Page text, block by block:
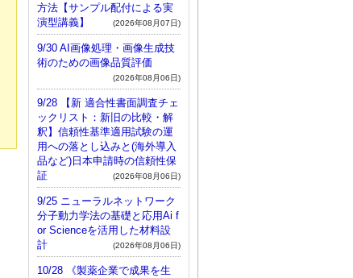
方法【サンプル配付による実
演型講義】
(2026年08月07日)
9/30 AI画像処理・画像生成技
術のための画像品質評価
(2026年08月06日)
9/28 【新 適合性書面調査チェ
ックリスト：新旧の比較・解
釈】信頼性基準適用試験の運
用への落とし込みと(海外導入
品など)日本申請時の信頼性保
証
(2026年08月06日)
9/25 ニューラルネットワーク
分子動力学法の基礎と応用Ai f
or Scienceを活用した材料設
計
(2026年08月06日)
10/28 《製薬企業で成果を生